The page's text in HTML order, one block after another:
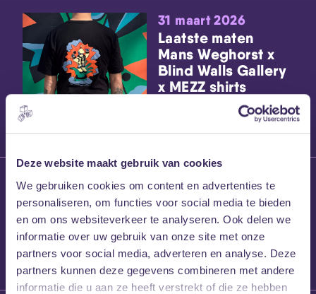
Deze website maakt gebruik van cookies
We gebruiken cookies om content en advertenties te
personaliseren, om functies voor social media te bieden
en om ons websiteverkeer te analyseren. Ook delen we
informatie over uw gebruik van onze site met onze
partners voor social media, adverteren en analyse. Deze
partners kunnen deze gegevens combineren met andere
informatie die u aan ze heeft verstrekt of die ze hebben
31 maart 2026
Laatste maten
Mans Weghorst x
Blind Walls Gallery
x MEZZ shirts
27 maart 2026
Willem’s Blog:
Frans Kalf